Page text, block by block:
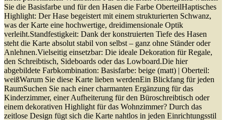
Sie die Basisfarbe und für den Hasen die Farbe OberteilHaptisches
Highlight: Der Hase begeistert mit einem strukturierten Schwanz,
was der Karte eine hochwertige, dreidimensionale Optik
verleiht.Standfestigkeit: Dank der konstruierten Tiefe des Hasen
steht die Karte absolut stabil von selbst – ganz ohne Ständer oder
Anlehnen.Vielseitig einsetzbar: Die ideale Dekoration für Regale,
den Schreibtisch, Sideboards oder das Lowboard.Die hier
abgebildete Farbkombination: Basisfarbe: beige (matt) | Oberteil:
weißWarum Sie diese Karte lieben werdenEin Blickfang für jeden
RaumSuchen Sie nach einer charmanten Ergänzung für das
Kinderzimmer, einer Aufheiterung für den Büroschreibtisch oder
einem dekorativen Highlight für das Wohnzimmer? Durch das
zeitlose Design fügt sich die Karte nahtlos in jeden Einrichtungsstil